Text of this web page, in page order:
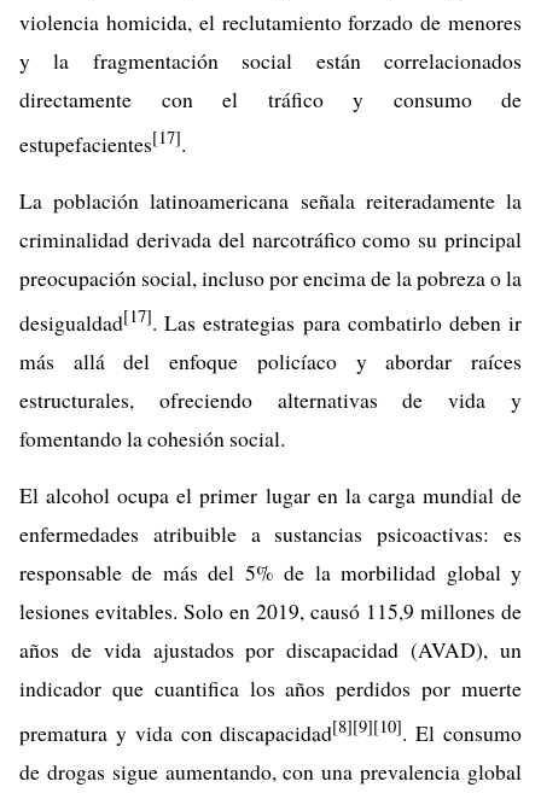
violencia homicida, el reclutamiento forzado de menores
y la fragmentación social están correlacionados
directamente con el tráfico y consumo de
estupefacientes[17].
La población latinoamericana señala reiteradamente la
criminalidad derivada del narcotráfico como su principal
preocupación social, incluso por encima de la pobreza o la
desigualdad[17]. Las estrategias para combatirlo deben ir
más allá del enfoque policíaco y abordar raíces
estructurales, ofreciendo alternativas de vida y
fomentando la cohesión social.
El alcohol ocupa el primer lugar en la carga mundial de
enfermedades atribuible a sustancias psicoactivas: es
responsable de más del 5% de la morbilidad global y
lesiones evitables. Solo en 2019, causó 115,9 millones de
años de vida ajustados por discapacidad (AVAD), un
indicador que cuantifica los años perdidos por muerte
prematura y vida con discapacidad[8][9][10]. El consumo
de drogas sigue aumentando, con una prevalencia global